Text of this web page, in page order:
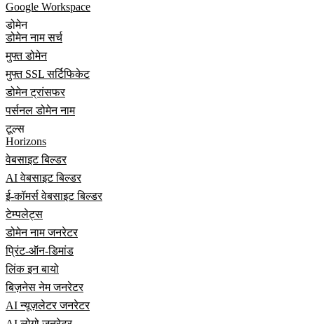
Google Workspace
डोमेन
डोमेन नाम सर्च
मुफ्त डोमेन
मुफ्त SSL सर्टिफिकेट
डोमेन ट्रांसफर
पर्सनल डोमेन नाम
टूल्स
Horizons
वेबसाइट बिल्डर
AI वेबसाइट बिल्डर
ई-कॉमर्स वेबसाइट बिल्डर
टेम्पलेट्स
डोमेन नाम जनरेटर
प्रिंट-ऑन-डिमांड
लिंक इन बायो
बिज़नेस नेम जनरेटर
AI न्यूज़लेटर जनरेटर